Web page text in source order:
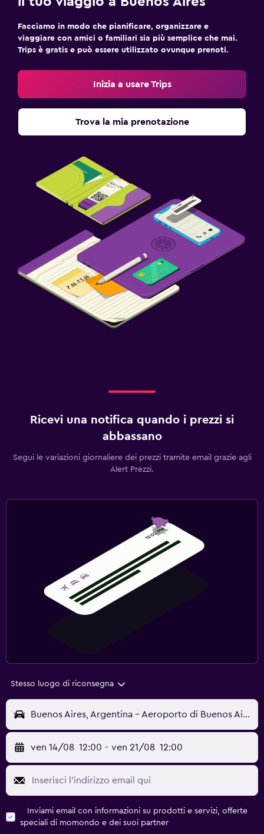
Facciamo in modo che pianificare, organizzare e
viaggiare con amici o familiari sia più semplice che mai.
Trips è gratis e può essere utilizzato ovunque prenoti.
Inizia a usare Trips
Trova la mia prenotazione
Ricevi una notifica quando i prezzi si
abbassano
Segui le variazioni giornaliere dei prezzi tramite email grazie agli
Alert Prezzi.
Stesso luogo di riconsegna
Buenos Aires, Argentina - Aeroporto di Buenos Aires-Ministro Pistarini (EZE)
ven 14/08 12:00 - ven 21/08 12:00
Inviami email con informazioni su prodotti e servizi, offerte
speciali di momondo e dei suoi partner